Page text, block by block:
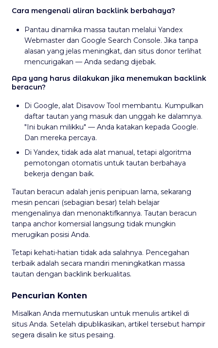
Cara mengenali aliran backlink berbahaya?
Pantau dinamika massa tautan melalui Yandex
Webmaster dan Google Search Console. Jika tanpa
alasan yang jelas meningkat, dan situs donor terlihat
mencurigakan — Anda sedang dijebak.
Apa yang harus dilakukan jika menemukan backlink
beracun?
Di Google, alat Disavow Tool membantu. Kumpulkan
daftar tautan yang masuk dan unggah ke dalamnya.
"Ini bukan milikku" — Anda katakan kepada Google.
Dan mereka percaya.
Di Yandex, tidak ada alat manual, tetapi algoritma
pemotongan otomatis untuk tautan berbahaya
bekerja dengan baik.
Tautan beracun adalah jenis penipuan lama, sekarang
mesin pencari (sebagian besar) telah belajar
mengenalinya dan menonaktifkannya. Tautan beracun
tanpa anchor komersial langsung tidak mungkin
merugikan posisi Anda.
Tetapi kehati-hatian tidak ada salahnya. Pencegahan
terbaik adalah secara mandiri meningkatkan massa
tautan dengan backlink berkualitas.
Pencurian Konten
Misalkan Anda memutuskan untuk menulis artikel di
situs Anda. Setelah dipublikasikan, artikel tersebut hampir
segera disalin ke situs pesaing.